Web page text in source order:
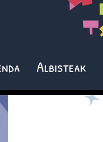
Albisteak